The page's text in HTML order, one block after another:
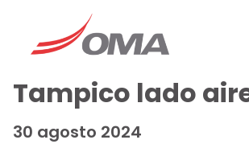
Tampico lado
30 agosto 2024